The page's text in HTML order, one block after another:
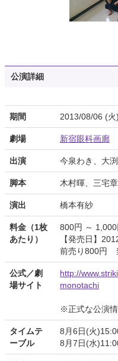
公演詳細
期間 2013/08/06 (
劇場 新宿眼科画廊
出演 今泉わき、大
脚本 木村暉、三宅
演出 橋本有紗
料金（1枚
あたり）
800円 ～ 1,000
【発売日】
前売り800円
公式／劇
場サイト
http://
monotachi
※正式な公演情
タイムテ
ーブル
8月6日(火
8月7日(水